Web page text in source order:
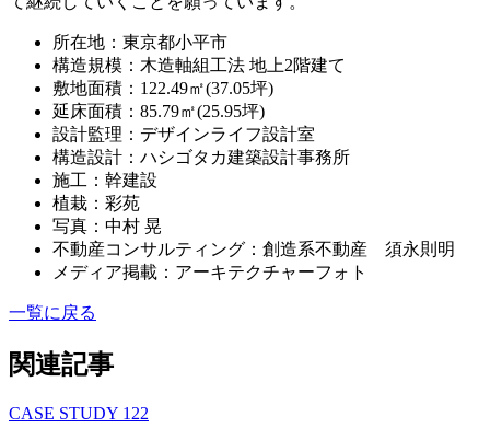
所在地：東京都小平市
構造規模：木造軸組工法 地上2階建て
敷地面積：122.49㎡(37.05坪)
延床面積：85.79㎡(25.95坪)
設計監理：デザインライフ設計室
構造設計：ハシゴタカ建築設計事務所
施工：幹建設
植栽：彩苑
写真：中村 晃
不動産コンサルティング：創造系不動産 須永則明
メディア掲載：アーキテクチャーフォト
一覧に戻る
関連記事
CASE STUDY 122